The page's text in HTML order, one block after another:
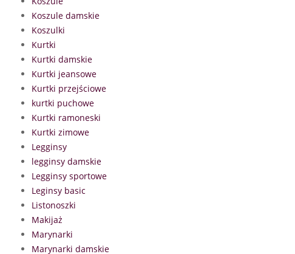
Koszule damskie
Koszulki
Kurtki
Kurtki damskie
Kurtki jeansowe
Kurtki przejściowe
kurtki puchowe
Kurtki ramoneski
Kurtki zimowe
Legginsy
legginsy damskie
Legginsy sportowe
Leginsy basic
Listonoszki
Makijaż
Marynarki
Marynarki damskie